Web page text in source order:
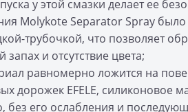
у этой смазки делает ее
Molykote Separator Spray
трубочкой, что позволяет
и отсутствие цвета;
равномерно ложится на
дорожек EFELE,
без его ослабления и